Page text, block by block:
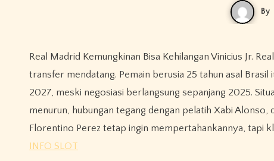
By
Real Madrid Kemungkinan Bisa Kehilangan Vinicius Jr.
transfer mendatang. Pemain berusia 25 tahun asal
2027, meski negosiasi berlangsung sepanjang 2025.
menurun, hubungan tegang dengan pelatih Xabi
Florentino Perez tetap ingin mempertahankannya, tapi
INFO SLOT